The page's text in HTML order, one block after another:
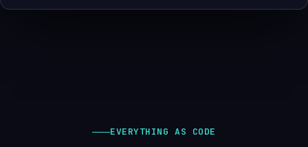
EVERYTHING AS CODE